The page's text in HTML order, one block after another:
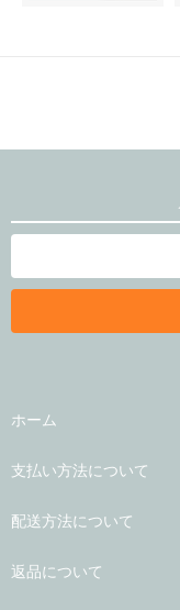
ホーム
支払い方法について
配送方法について
返品について